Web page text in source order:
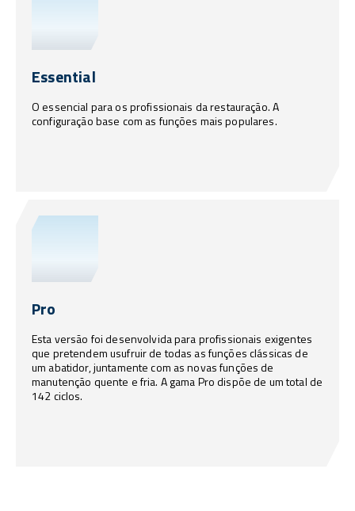
Essential
O essencial para os profissionais da restauração. A
configuração base com as funções mais populares.
Pro
Esta versão foi desenvolvida para profissionais exigentes
que pretendem usufruir de todas as funções clássicas de
um abatidor, juntamente com as novas funções de
manutenção quente e fria. A gama Pro dispõe de um total de
142 ciclos.